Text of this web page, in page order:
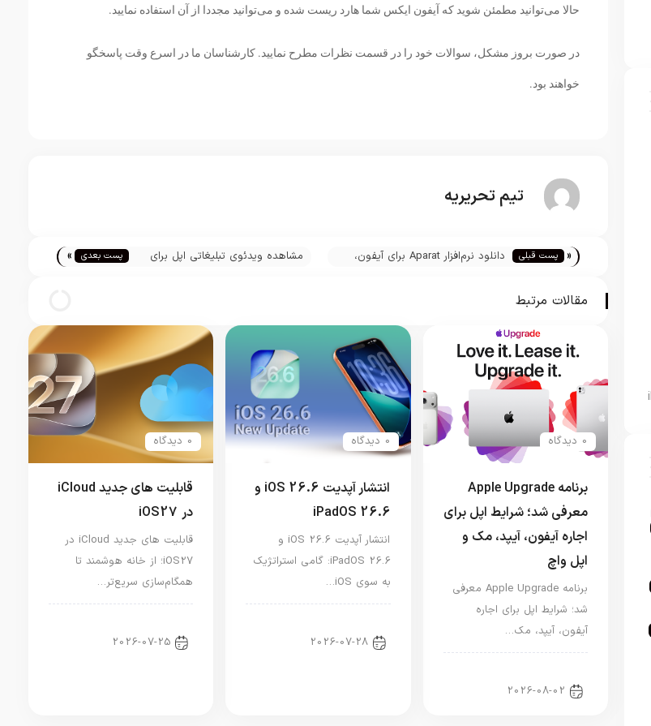
حالا می‌توانید مطمئن شوید که آیفون ایکس شما هارد ریست شده و می‌توانید مجددا از آن استفاده نمایید.
در صورت بروز مشکل، سوالات خود را در قسمت نظرات مطرح نمایید. کارشناسان ما در اسرع وقت پاسخگو
خواهند بود.
تیم تحریریه
« پست قبلی
دانلود نرم‌افزار Aparat برای آیفون،
مشاهده ویدئوی تبلیغاتی اپل برای
پست بعدی »
مقالات مرتبط
0 دیدگاه
برنامه Apple Upgrade
معرفی شد؛ شرایط اپل برای
اجاره آیفون، آیپد، مک و
اپل واچ
برنامه Apple Upgrade معرفی
شد؛ شرایط اپل برای اجاره
آیفون، آیپد، مک…
2026-08-02
0 دیدگاه
انتشار آپدیت iOS 26.6 و
iPadOS 26.6
انتشار آپدیت iOS 26.6 و
iPadOS 26.6: گامی استراتژیک
به سوی iOS…
2026-07-28
0 دیدگاه
قابلیت های جدید iCloud
در iOS27
قابلیت های جدید iCloud در
iOS27؛ از خانه هوشمند تا
همگام‌سازی سریع‌تر…
2026-07-25